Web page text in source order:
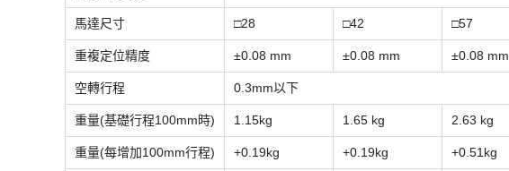
馬達尺寸 □28 □42 □57
重複定位精度 ±0.08 mm ±0.08 mm ±0.08 mm
空轉行程 0.3mm以下
重量(基礎行程100mm時) 1.15kg 1.65 kg 2.63 kg
重量(每增加100mm行程) +0.19kg +0.19kg +0.51kg